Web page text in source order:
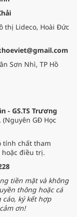
binh trước sự
của thời tiết.
thị Lideco, Hoài Đức
Sơn Nhì, TP Hồ
- GS.TS Trương
(Nguyên GĐ Học
tính chất tham
hoặc điều trị.
tiền mặt và không
thông hoặc cá
ký kết hợp
ơn!